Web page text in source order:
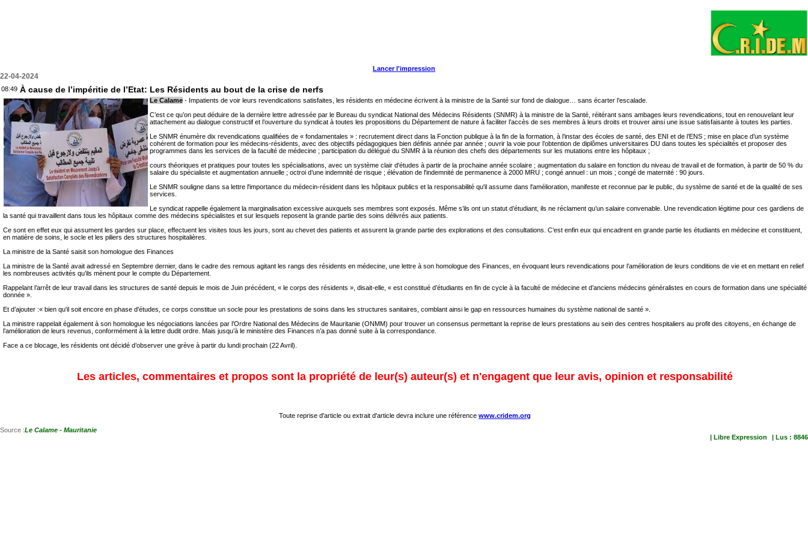
Lancer l'impression
22-04-2024
08:49 À cause de l’impéritie de l’Etat: Les Résidents au bout de la crise de nerfs
Le Calame - Impatients de voir leurs revendications satisfaites, les résidents en médecine écrivent à la ministre de la Santé sur fond de dialogue… sans écarter l’escalade.
C’est ce qu’on peut déduire de la dernière lettre adressée par le Bureau du syndicat National des Médecins Résidents (SNMR) à la ministre de la Santé, réitérant sans ambages leurs revendications, tout en renouvelant leur
attachement au dialogue constructif et l’ouverture du syndicat à toutes les propositions du Département de nature à faciliter l’accès de ses membres à leurs droits et trouver ainsi une issue satisfaisante à toutes les parties.
Le SNMR énumère dix revendications qualifiées de « fondamentales » : recrutement direct dans la Fonction publique à la fin de la formation, à l’instar des écoles de santé, des ENI et de l’ENS ; mise en place d’un système
cohérent de formation pour les médecins-résidents, avec des objectifs pédagogiques bien définis année par année ; ouvrir la voie pour l’obtention de diplômes universitaires DU dans toutes les spécialités et proposer des
programmes dans les services de la faculté de médecine ; participation du délégué du SNMR à la réunion des chefs des départements sur les mutations entre les hôpitaux ;
cours théoriques et pratiques pour toutes les spécialisations, avec un système clair d'études à partir de la prochaine année scolaire ; augmentation du salaire en fonction du niveau de travail et de formation, à partir de 50 % du
salaire du spécialiste et augmentation annuelle ; octroi d’une indemnité de risque ; élévation de l'indemnité de permanence à 2000 MRU ; congé annuel : un mois ; congé de maternité : 90 jours.
Le SNMR souligne dans sa lettre l'importance du médecin-résident dans les hôpitaux publics et la responsabilité qu'il assume dans l'amélioration, manifeste et reconnue par le public, du système de santé et de la qualité de ses
services.
Le syndicat rappelle également la marginalisation excessive auxquels ses membres sont exposés. Même s’ils ont un statut d’étudiant, ils ne réclament qu’un salaire convenable. Une revendication légitime pour ces gardiens de
la santé qui travaillent dans tous les hôpitaux comme des médecins spécialistes et sur lesquels reposent la grande partie des soins délivrés aux patients.
Ce sont en effet eux qui assument les gardes sur place, effectuent les visites tous les jours, sont au chevet des patients et assurent la grande partie des explorations et des consultations. C’est enfin eux qui encadrent en grande partie les étudiants en médecine et constituent,
en matière de soins, le socle et les piliers des structures hospitalières.
La ministre de la Santé saisit son homologue des Finances
La ministre de la Santé avait adressé en Septembre dernier, dans le cadre des remous agitant les rangs des résidents en médecine, une lettre à son homologue des Finances, en évoquant leurs revendications pour l’amélioration de leurs conditions de vie et en mettant en relief
les nombreuses activités qu’ils mènent pour le compte du Département.
Rappelant l’arrêt de leur travail dans les structures de santé depuis le mois de Juin précédent, « le corps des résidents », disait-elle, « est constitué d’étudiants en fin de cycle à la faculté de médecine et d’anciens médecins généralistes en cours de formation dans une spécialité
donnée ».
Et d’ajouter :« bien qu'il soit encore en phase d'études, ce corps constitue un socle pour les prestations de soins dans les structures sanitaires, comblant ainsi le gap en ressources humaines du système national de santé ».
La ministre rappelait également à son homologue les négociations lancées par l’Ordre National des Médecins de Mauritanie (ONMM) pour trouver un consensus permettant la reprise de leurs prestations au sein des centres hospitaliers au profit des citoyens, en échange de
l’amélioration de leurs revenus, conformément à la lettre dudit ordre. Mais jusqu’à le ministère des Finances n’a pas donné suite à la correspondance.
Face a ce blocage, les résidents ont décidé d’observer une grève à partir du lundi prochain (22 Avril).
Les articles, commentaires et propos sont la propriété de leur(s) auteur(s) et n'engagent que leur avis, opinion et responsabilité
Toute reprise d'article ou extrait d'article devra inclure une référence www.cridem.org
Source :Le Calame - Mauritanie
| Libre Expression
| Lus : 8846